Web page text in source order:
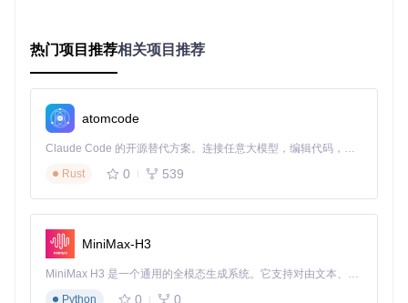
用户痛点：多线程编译时频繁出现系统不稳定
实际效果：配置温度触发阈值为80℃，当超过该值时自动提升
转速至3800RPM，可使编译效率提升25%，同时将系统崩溃
概率降至0.5%以下
❌ 技术误区解析：重新认识风扇控制
许多用户认为风扇转速越高散热效果越好，实际探索发现：当
转速超过4500RPM后，散热效率提升幅度不到5%，但噪音会
增加15分贝以上。最佳实践是根据实际温度动态调整，而非一
热门项目推荐相关项目推荐
atomcode
Claude Code 的开源替代方案。连接任意大模型，编辑代码，运行命令，自动验证 — 全自动执行。用 Rust 构建，极致性能。 ｜ An open-source alternative to Claude Code. Connect any LLM, edit code, run commands, and verify changes — autonomously. Built in Rust for speed. Get Started
Rust
0 539
MiniMax-H3
MiniMax H3 是一个通用的全模态生成系统。它支持对由文本、图像、视频和音频组成的多模态上下文进行统一理解，并能生成分辨率高达 2K、时长可达 15 秒的带原生立体声音频的视频。得益于面向任务泛化的系统设计，H3 在预训练阶段就已具备广泛的多模态上下文理解与生成能力，能够出色地执行复杂的多模态指令。
Python
0 0